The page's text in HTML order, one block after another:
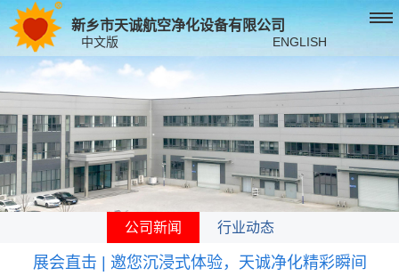
新乡市天诚航空净化设备有限公司
中文版 ENGLISH
公司新闻 行业动态
展会直击 | 邀您沉浸式体验，天诚净化精彩瞬间